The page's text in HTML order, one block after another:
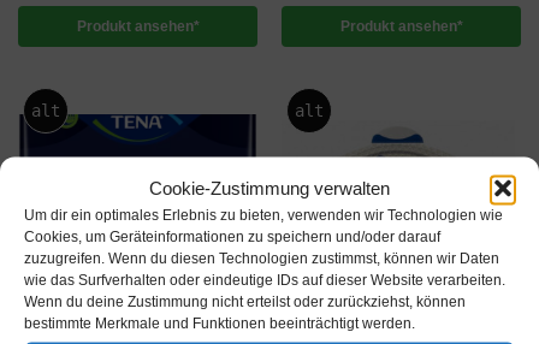
Cookie-Zustimmung verwalten
Um dir ein optimales Erlebnis zu bieten, verwenden wir Technologien wie
Cookies, um Geräteinformationen zu speichern und/oder darauf
zuzugreifen. Wenn du diesen Technologien zustimmst, können wir Daten
wie das Surfverhalten oder eindeutige IDs auf dieser Website verarbeiten.
Wenn du deine Zustimmung nicht erteilst oder zurückziehst, können
bestimmte Merkmale und Funktionen beeinträchtigt werden.
Produkt ansehen* Produkt ansehen*
alt alt